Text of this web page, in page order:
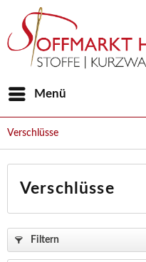
Menü
Verschlüsse
Verschlüsse
Filtern